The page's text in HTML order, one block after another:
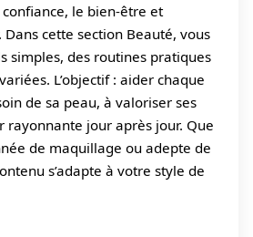
le bien-être et
Dans cette section Beauté, vous
simples, des routines pratiques
L’objectif : aider chaque
de sa peau, à valoriser ses
rayonnante jour après jour. Que
de maquillage ou adepte de
s’adapte à votre style de